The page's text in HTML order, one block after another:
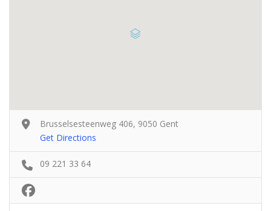
Brusselsesteenweg 406, 9050 Gent
Get Directions
09 221 33 64